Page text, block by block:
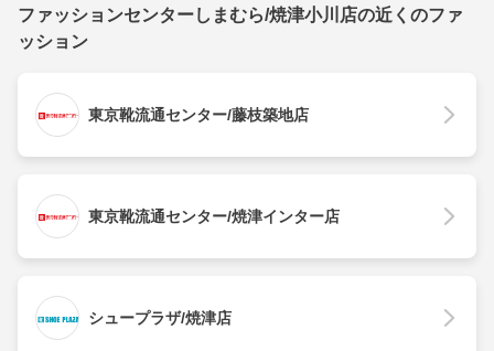
ファッションセンターしまむら/焼津小川店の近くのファ
ッション
東京靴流通センター/藤枝築地店
東京靴流通センター/焼津インター店
シュープラザ/焼津店